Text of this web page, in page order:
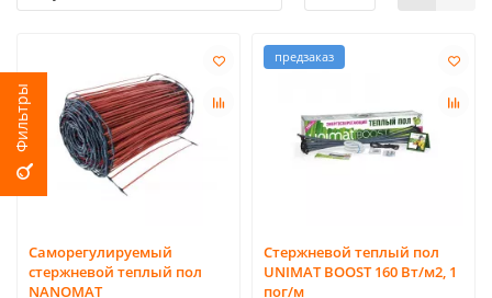
Саморегулируемый
стержневой теплый пол
NANOMAT
предзаказ
Стержневой теплый пол
UNIMAT BOOST 160 Вт/м2, 1
пог/м